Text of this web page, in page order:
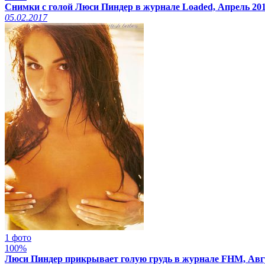
Снимки с голой Люси Пиндер в журнале Loaded, Апрель
05.02.2017
1 фото
100%
Люси Пиндер прикрывает голую грудь в журнале FHM,